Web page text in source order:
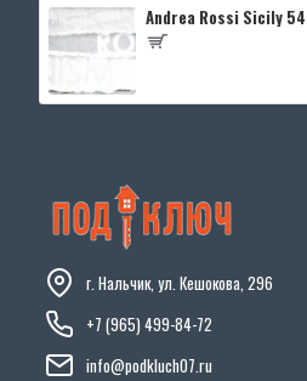
Andrea Rossi Sicily
г. Нальчик, ул. Кешокова, 296
+7 (965) 499-84-72
info@podkluch07.ru